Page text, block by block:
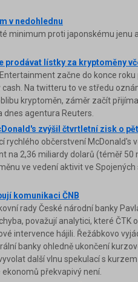
v nedohlednu
minimum proti japonskému jenu
prodávat lístky za kryptoměny
začne do konce
Na twitteru to ve středu
kryptoměn, záměr začít
dnes agentura Reuters.
zvýšil čtvrtletní zisk o
rychlého občerstvení McDonald's
na 2,36 miliardy dolarů (téměř 50
ve vedení aktivit ve
komunikaci ČNB
rady České národní banky
považují analytici, které ČTK
intervence hájili. Řežábkovo
banky ohledně ukončení
další vlnu spekulací s
překvapivý není.